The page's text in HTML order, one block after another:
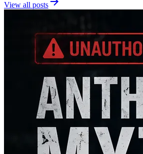
View all posts